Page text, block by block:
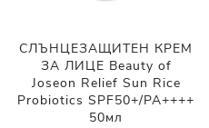
СЛЪНЦЕЗАЩИТЕН КРЕМ
ЗА ЛИЦЕ Beauty of
Joseon Relief Sun Rice
Probiotics SPF50+/PA++++
50мл